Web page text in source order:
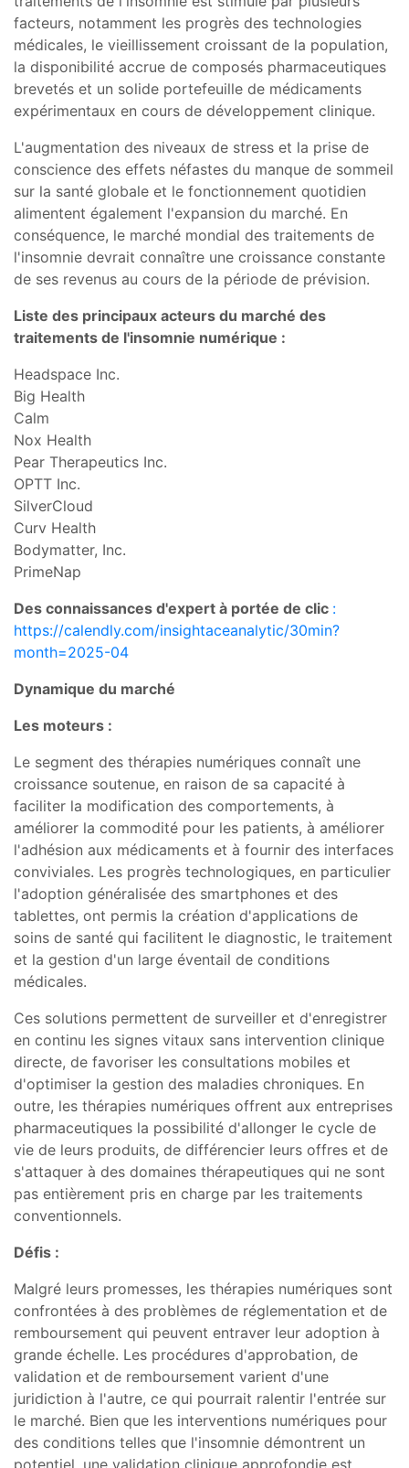
facteurs, notamment les progrès des technologies
médicales, le vieillissement croissant de la population,
la disponibilité accrue de composés pharmaceutiques
brevetés et un solide portefeuille de médicaments
expérimentaux en cours de développement clinique.
L'augmentation des niveaux de stress et la prise de
conscience des effets néfastes du manque de sommeil
sur la santé globale et le fonctionnement quotidien
alimentent également l'expansion du marché. En
conséquence, le marché mondial des traitements de
l'insomnie devrait connaître une croissance constante
de ses revenus au cours de la période de prévision.
Liste des principaux acteurs du marché des
traitements de l'insomnie numérique :
Headspace Inc.
Big Health
Calm
Nox Health
Pear Therapeutics Inc.
OPTT Inc.
SilverCloud
Curv Health
Bodymatter, Inc.
PrimeNap
Des connaissances d'expert à portée de clic :
https://calendly.com/insightaceanalytic/30min?
month=2025-04
Dynamique du marché
Les moteurs :
Le segment des thérapies numériques connaît une
croissance soutenue, en raison de sa capacité à
faciliter la modification des comportements, à
améliorer la commodité pour les patients, à améliorer
l'adhésion aux médicaments et à fournir des interfaces
conviviales. Les progrès technologiques, en particulier
l'adoption généralisée des smartphones et des
tablettes, ont permis la création d'applications de
soins de santé qui facilitent le diagnostic, le traitement
et la gestion d'un large éventail de conditions
médicales.
Ces solutions permettent de surveiller et d'enregistrer
en continu les signes vitaux sans intervention clinique
directe, de favoriser les consultations mobiles et
d'optimiser la gestion des maladies chroniques. En
outre, les thérapies numériques offrent aux entreprises
pharmaceutiques la possibilité d'allonger le cycle de
vie de leurs produits, de différencier leurs offres et de
s'attaquer à des domaines thérapeutiques qui ne sont
pas entièrement pris en charge par les traitements
conventionnels.
Défis :
Malgré leurs promesses, les thérapies numériques sont
confrontées à des problèmes de réglementation et de
remboursement qui peuvent entraver leur adoption à
grande échelle. Les procédures d'approbation, de
validation et de remboursement varient d'une
juridiction à l'autre, ce qui pourrait ralentir l'entrée sur
le marché. Bien que les interventions numériques pour
des conditions telles que l'insomnie démontrent un
potentiel, une validation clinique approfondie est